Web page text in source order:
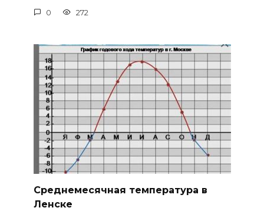
0 272
Среднемесячная температура в
Ленске